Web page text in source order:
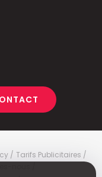
Tarifs Publicitaires